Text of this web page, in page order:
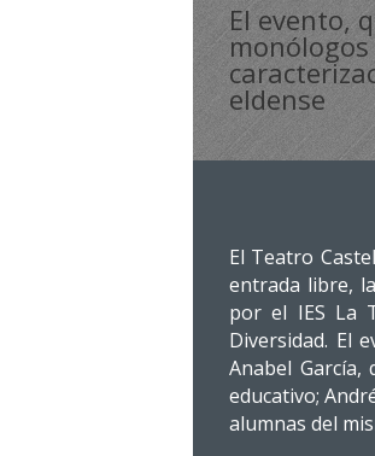
El evento,
eldense
El Teatro
entrada libre,
por el IES La
Diversidad. El
Anabel
educativo;
alumnas del